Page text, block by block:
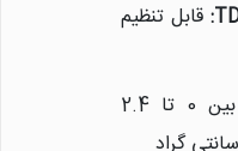
قابل تنظیم
تنظیم بین 0 تا 2.4
گراد